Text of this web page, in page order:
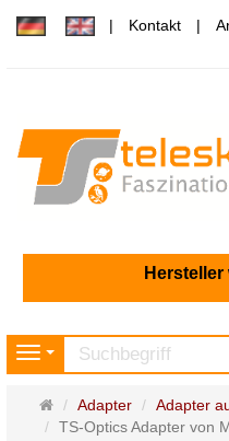
Kontakt
Hersteller
Navigation
Startseite
Adapter
Adapter
TS-Optics Adapter von